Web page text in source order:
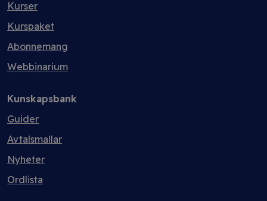
Kurser
Kurspaket
Abonnemang
Webbinarium
Kunskapsbank
Guider
Avtalsmallar
Nyheter
Ordlista